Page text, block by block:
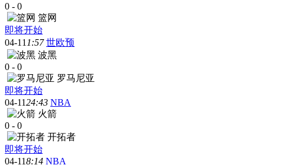
0 - 0
篮网
即将开始
04-11 1:57 世欧预
波黑
0 - 0
罗马尼亚
即将开始
04-1124:43 NBA
火箭
0 - 0
开拓者
即将开始
04-118:14 NBA